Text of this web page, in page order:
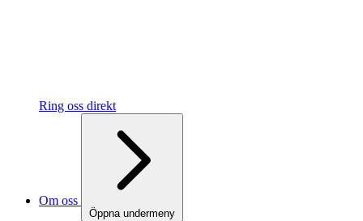
Ring oss direkt
Om oss
Öppna undermeny